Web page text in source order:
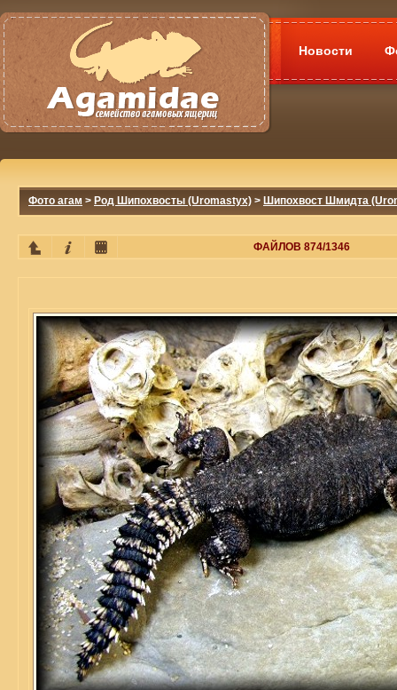
Новости
Фото агам > Род Шипохвосты (Uromastyx) > Шипохвост Шмидта
ФАЙЛОВ 874/1346